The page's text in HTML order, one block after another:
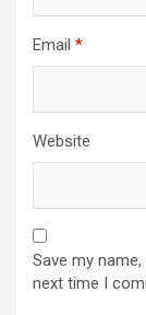
Email *
Website
Save my
next time I